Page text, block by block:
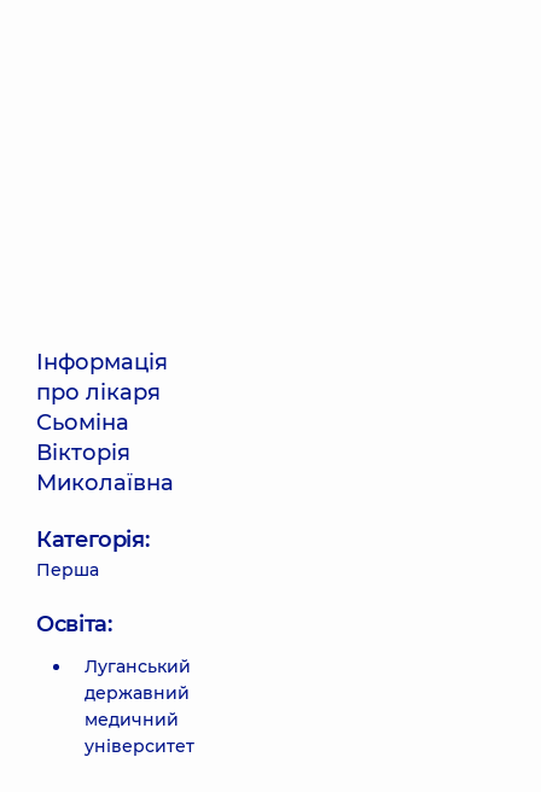
Інформація
про лікаря
Сьоміна
Вікторія
Миколаївна
Категорія:
Перша
Освіта:
Луганський
державний
медичний
університет